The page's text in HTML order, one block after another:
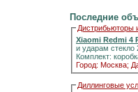
Последние
Дистрибьюторы
Xiaomi Redmi 4
и ударам стекло
Комплект:
Город: Москва;
Диллинговые